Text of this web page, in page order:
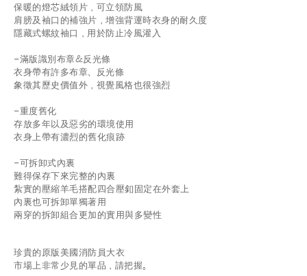
保暖的燈芯絨領片，可立領防風
肩膀及袖口的補強片，增強背運時衣身的耐久度
隱藏式螺紋袖口，用於防止冷風灌入
-滿版識別布章&反光條
衣身帶有許多布章、反光條
象徵其歷史價值外，視覺風格也很強烈
-重度舊化
存放多年以及惡劣的環境使用
衣身上帶有濃烈的舊化痕跡
-可拆卸式內裏
難得保存下來完整的內裏
紮實的壓縮羊毛搭配四合壓釦固定在外套上
內裏也可拆卸單獨著用
兩穿的拆卸組合更加的實用與多變性⠀⠀⠀⠀⠀⠀⠀⠀⠀⠀
珍貴的原版美國消防員大衣
市場上非常少見的單品，請把握。